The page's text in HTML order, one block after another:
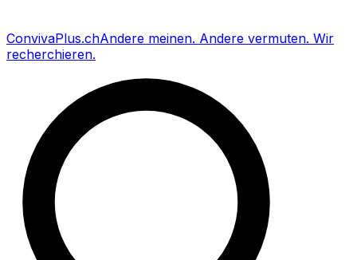
ConvivaPlus.chAndere meinen. Andere vermuten. Wir
recherchieren.